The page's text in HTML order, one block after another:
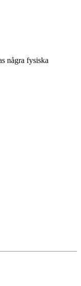
några fysiska